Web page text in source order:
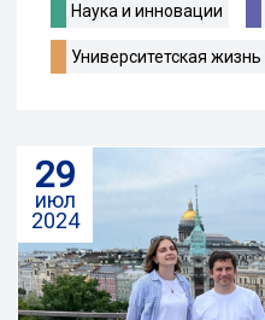
Наука и инновации
Университетская жизнь
29
июл
2024